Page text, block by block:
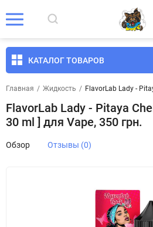
КАТАЛОГ ТОВАРОВ
Главная / Жидкость / FlavorLab Lady -
FlavorLab Lady - Pitaya
30 ml ] для Vape, 350 грн.
Обзор Отзывы (0)